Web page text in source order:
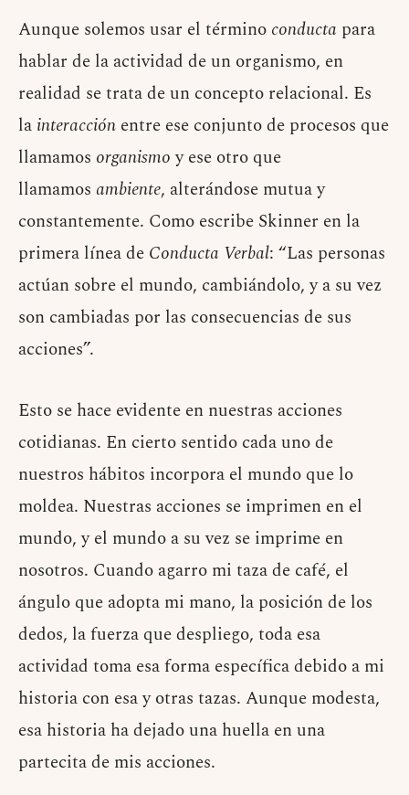
Aunque solemos usar el término conducta para
hablar de la actividad de un organismo, en
realidad se trata de un concepto relacional. Es
la interacción entre ese conjunto de procesos que
llamamos organismoy ese otro que
llamamos ambiente, alterándose mutua y
constantemente. Como escribe Skinner en la
primera línea de Conducta Verbal: “Las personas
actúan sobre el mundo, cambiándolo, y a su vez
son cambiadas por las consecuencias de sus
acciones”.
Esto se hace evidente en nuestras acciones
cotidianas. En cierto sentido cada uno de
nuestros hábitos incorpora el mundo que lo
moldea. Nuestras acciones se imprimen en el
mundo, y el mundo a su vez se imprime en
nosotros. Cuando agarro mi taza de café, el
ángulo que adopta mi mano, la posición de los
dedos, la fuerza que despliego, toda esa
actividad toma esa forma específica debido a mi
historia con esa y otras tazas. Aunque modesta,
esa historia ha dejado una huella en una
partecita de mis acciones.